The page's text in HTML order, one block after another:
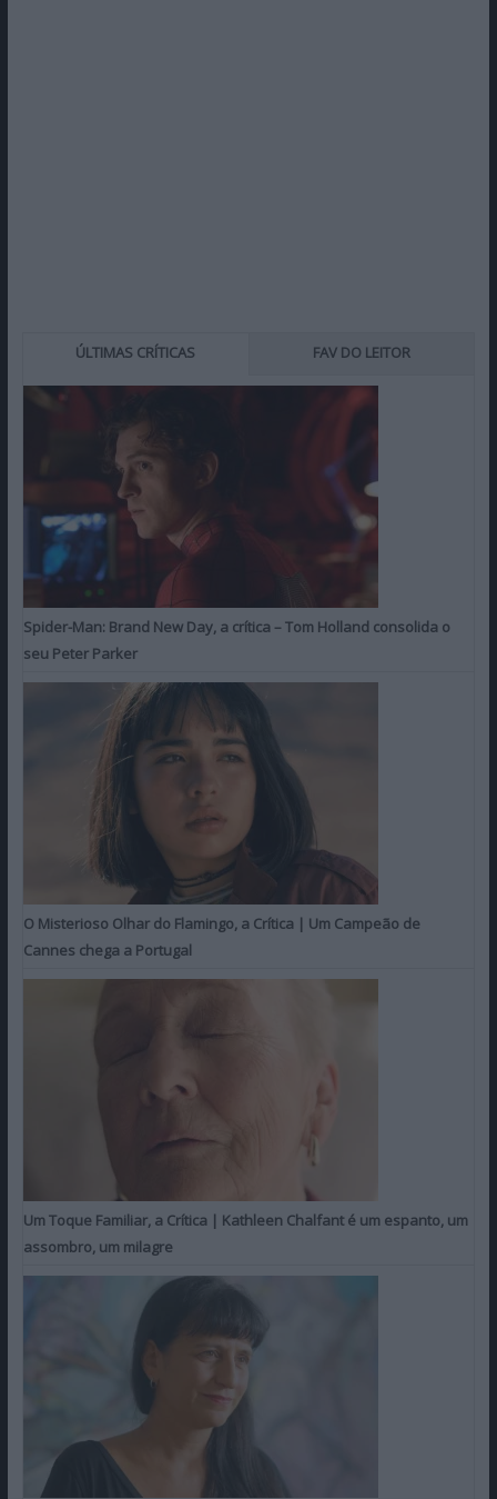
ÚLTIMAS CRÍTICAS FAV DO LEITOR
Spider-Man: Brand New Day, a crítica – Tom Holland consolida o
seu Peter Parker
O Misterioso Olhar do Flamingo, a Crítica | Um Campeão de
Cannes chega a Portugal
Um Toque Familiar, a Crítica | Kathleen Chalfant é um espanto, um
assombro, um milagre